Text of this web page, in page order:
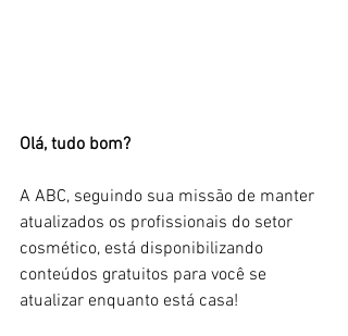
Olá, tudo bom?
A ABC, seguindo sua missão de manter
atualizados os profissionais do setor
cosmético, está disponibilizando
conteúdos gratuitos para você se
atualizar enquanto está casa!